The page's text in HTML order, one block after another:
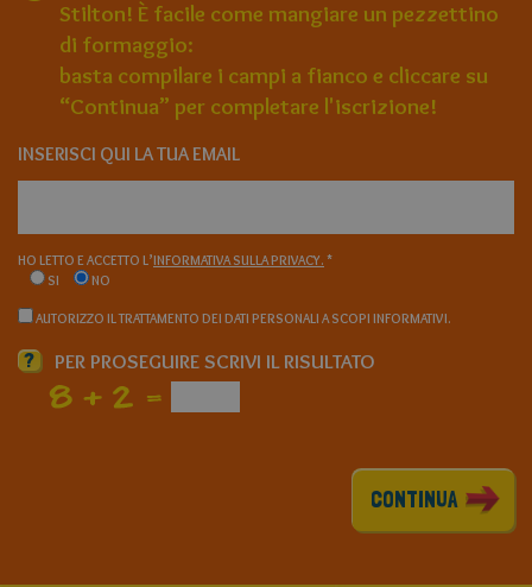
Stilton! È facile come mangiare un pezzettino
di formaggio:
basta compilare i campi a fianco e cliccare su
“Continua” per completare l'iscrizione!
INSERISCI QUI LA TUA EMAIL
HO LETTO E ACCETTO L’INFORMATIVA SULLA PRIVACY. *
SI
NO
AUTORIZZO IL TRATTAMENTO DEI DATI PERSONALI A SCOPI INFORMATIVI.
? PER PROSEGUIRE SCRIVI IL RISULTATO